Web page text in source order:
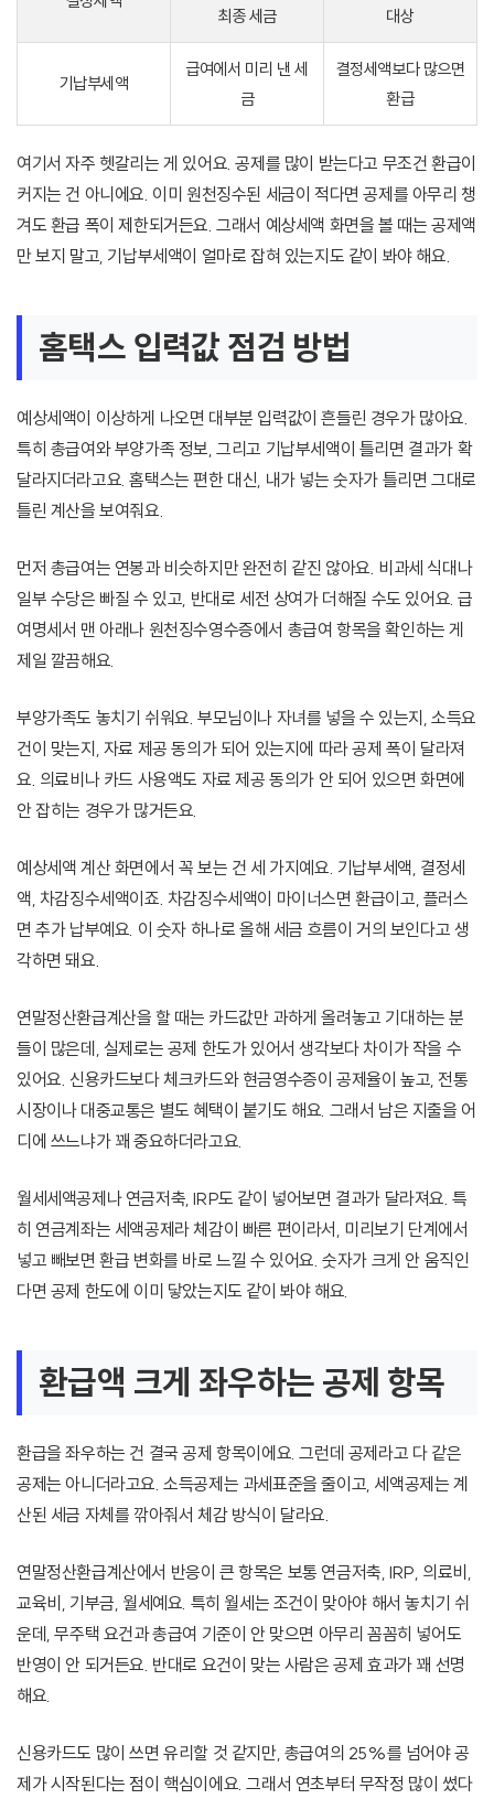
최종 세금 대상
기납부세액
급여에서 미리 낸 세
금
결정세액보다 많으면
환급
여기서 자주 헷갈리는 게 있어요. 공제를 많이 받는다고 무조건 환급이
커지는 건 아니에요. 이미 원천징수된 세금이 적다면 공제를 아무리 챙
겨도 환급 폭이 제한되거든요. 그래서 예상세액 화면을 볼 때는 공제액
만 보지 말고, 기납부세액이 얼마로 잡혀 있는지도 같이 봐야 해요.
홈택스 입력값 점검 방법
예상세액이 이상하게 나오면 대부분 입력값이 흔들린 경우가 많아요.
특히 총급여와 부양가족 정보, 그리고 기납부세액이 틀리면 결과가 확
달라지더라고요. 홈택스는 편한 대신, 내가 넣는 숫자가 틀리면 그대로
틀린 계산을 보여줘요.
먼저 총급여는 연봉과 비슷하지만 완전히 같진 않아요. 비과세 식대나
일부 수당은 빠질 수 있고, 반대로 세전 상여가 더해질 수도 있어요. 급
여명세서 맨 아래나 원천징수영수증에서 총급여 항목을 확인하는 게
제일 깔끔해요.
부양가족도 놓치기 쉬워요. 부모님이나 자녀를 넣을 수 있는지, 소득요
건이 맞는지, 자료 제공 동의가 되어 있는지에 따라 공제 폭이 달라져
요. 의료비나 카드 사용액도 자료 제공 동의가 안 되어 있으면 화면에
안 잡히는 경우가 많거든요.
예상세액 계산 화면에서 꼭 보는 건 세 가지예요. 기납부세액, 결정세
액, 차감징수세액이죠. 차감징수세액이 마이너스면 환급이고, 플러스
면 추가 납부예요. 이 숫자 하나로 올해 세금 흐름이 거의 보인다고 생
각하면 돼요.
연말정산환급계산을 할 때는 카드값만 과하게 올려놓고 기대하는 분
들이 많은데, 실제로는 공제 한도가 있어서 생각보다 차이가 작을 수
있어요. 신용카드보다 체크카드와 현금영수증이 공제율이 높고, 전통
시장이나 대중교통은 별도 혜택이 붙기도 해요. 그래서 남은 지출을 어
디에 쓰느냐가 꽤 중요하더라고요.
월세세액공제나 연금저축, IRP도 같이 넣어보면 결과가 달라져요. 특
히 연금계좌는 세액공제라 체감이 빠른 편이라서, 미리보기 단계에서
넣고 빼보면 환급 변화를 바로 느낄 수 있어요. 숫자가 크게 안 움직인
다면 공제 한도에 이미 닿았는지도 같이 봐야 해요.
환급액 크게 좌우하는 공제 항목
환급을 좌우하는 건 결국 공제 항목이에요. 그런데 공제라고 다 같은
공제는 아니더라고요. 소득공제는 과세표준을 줄이고, 세액공제는 계
산된 세금 자체를 깎아줘서 체감 방식이 달라요.
연말정산환급계산에서 반응이 큰 항목은 보통 연금저축, IRP, 의료비,
교육비, 기부금, 월세예요. 특히 월세는 조건이 맞아야 해서 놓치기 쉬
운데, 무주택 요건과 총급여 기준이 안 맞으면 아무리 꼼꼼히 넣어도
반영이 안 되거든요. 반대로 요건이 맞는 사람은 공제 효과가 꽤 선명
해요.
신용카드도 많이 쓰면 유리할 것 같지만, 총급여의 25%를 넘어야 공
제가 시작된다는 점이 핵심이에요. 그래서 연초부터 무작정 많이 썼다